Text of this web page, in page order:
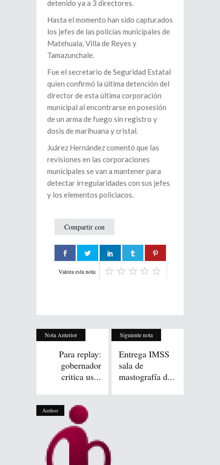
detenido ya a 3 directores.
Hasta el momento han sido capturados
los jefes de las policías municipales de
Matehuala, Villa de Reyes y
Tamazunchale.
Fue el secretario de Seguridad Estatal
quien confirmó la última detención del
director de esta última corporación
municipal al encontrarse en posesión
de un arma de fuego sin registro y
dosis de marihuana y cristal.
Juárez Hernández comentó que las
revisiones en las corporaciones
municipales se van a mantener para
detectar irregularidades con sus jefes
y los elementos policiacos.
Compartir con
Valora esta nota
Nota Anterior
Para replay:
gobernador
critica us...
Siguiente nota
Entrega IMSS
sala de
mastografía d...
Author